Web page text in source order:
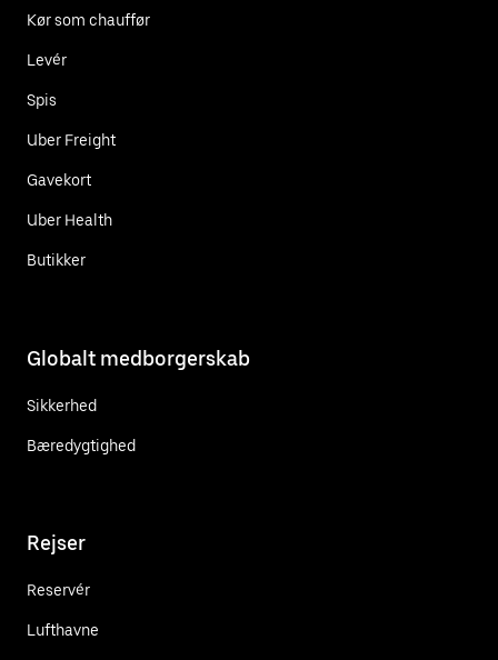
Kør som chauffør
Levér
Spis
Uber Freight
Gavekort
Uber Health
Butikker
Globalt medborgerskab
Sikkerhed
Bæredygtighed
Rejser
Reservér
Lufthavne